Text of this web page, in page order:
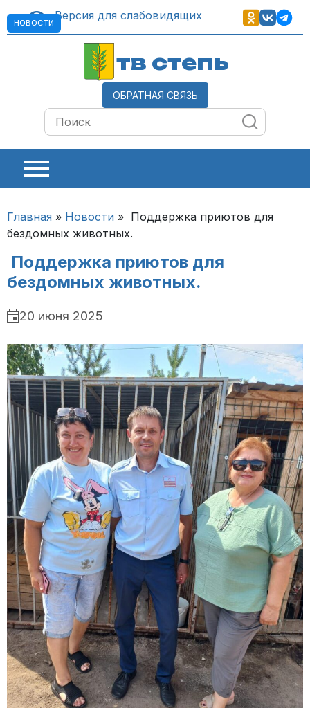
Версия для слабовидящих
тв степь
ОБРАТНАЯ СВЯЗЬ
Главная » Новости » Поддержка приютов для
бездомных животных.
Поддержка приютов для
бездомных животных.
НОВОСТИ
20 июня 2025